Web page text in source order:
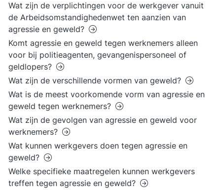
Wat zijn de verplichtingen voor de werkgever vanuit
de Arbeidsomstandighedenwet ten aanzien van
agressie en geweld?
Komt agressie en geweld tegen werknemers alleen
voor bij politieagenten, gevangenispersoneel of
geldlopers?
Wat zijn de verschillende vormen van geweld?
Wat is de meest voorkomende vorm van agressie en
geweld tegen werknemers?
Wat zijn de gevolgen van agressie en geweld voor
werknemers?
Wat kunnen werkgevers doen tegen agressie en
geweld?
Welke specifieke maatregelen kunnen werkgevers
treffen tegen agressie en geweld?